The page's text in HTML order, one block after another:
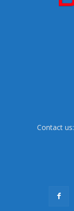
Contact us: